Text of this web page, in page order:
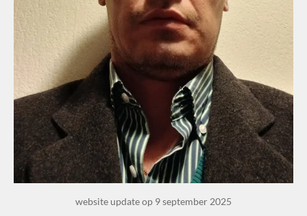
website update op 9 september 2025